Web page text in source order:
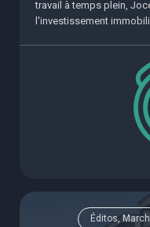
travail à temps plein,
l'investissement
Éditos,